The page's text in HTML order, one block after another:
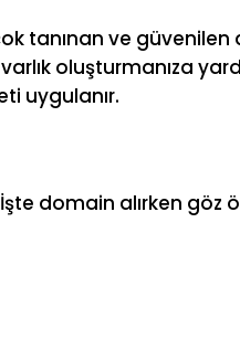
tanınan ve güvenilen
oluşturmanıza
uygulanır.
domain alırken göz